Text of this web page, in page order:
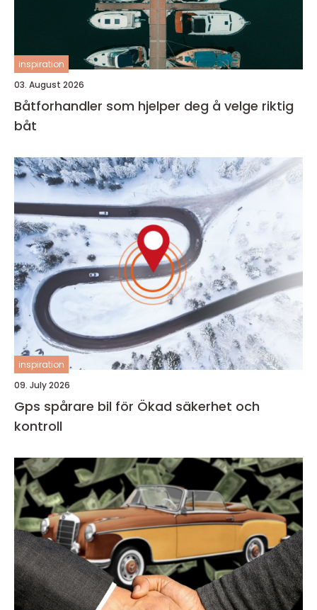
inspiration
03. August 2026
Båtforhandler som hjelper deg å velge riktig
båt
inspiration
09. July 2026
Gps spårare bil för Ökad säkerhet och
kontroll